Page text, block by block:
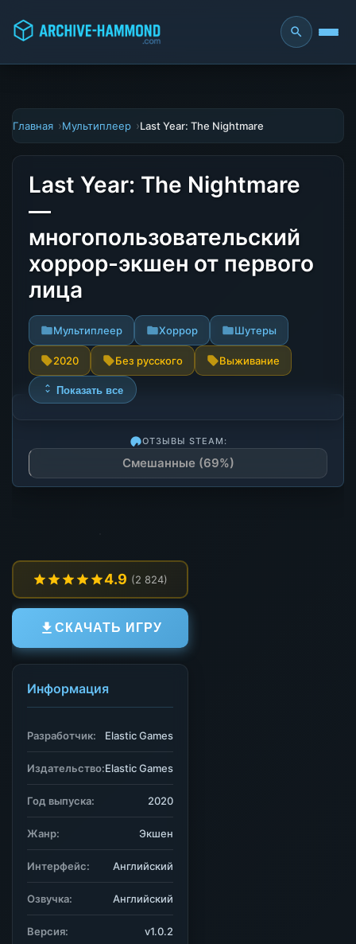
Главная Мультиплеер Last Year: The Nightmare
Last Year: The Nightmare
—
многопользовательский
хоррор-экшен от первого
лица
Мультиплеер Хоррор Шутеры
2020 Без русского Выживание
Показать все
ОТЗЫВЫ STEAM:
Смешанные (69%)
4.9 (2 824)
СКАЧАТЬ ИГРУ
Информация
Разработчик: Elastic Games
Издательство:Elastic Games
Год выпуска: 2020
Жанр: Экшен
Интерфейс: Английский
Озвучка: Английский
Версия: v1.0.2